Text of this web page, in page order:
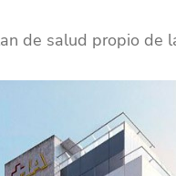
de salud propio de